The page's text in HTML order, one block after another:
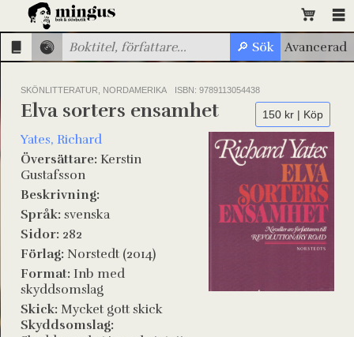
SKÖNLITTERATUR, NORDAMERIKA ISBN: 9789113054438
150 kr | Köp
Elva sorters ensamhet
Yates, Richard
Översättare: Kerstin
Gustafsson
Beskrivning:
Språk: svenska
Sidor: 282
Förlag: Norstedt (2014)
Format: Inb med
skyddsomslag
Skick: Mycket gott skick
Skyddsomslag: